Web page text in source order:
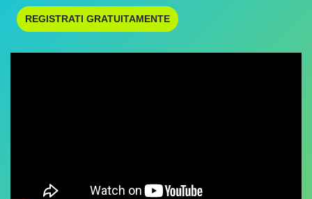
REGISTRATI GRATUITAMENTE